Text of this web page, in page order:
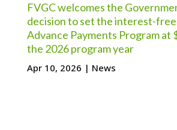
FVGC welcomes the
decision to set the interest-
Advance Payments Program at
the 2026 program year
Apr 10, 2026 | News